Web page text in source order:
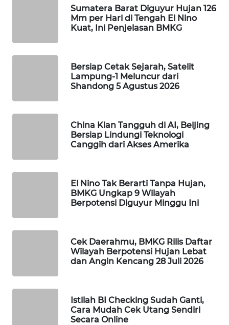
Sumatera Barat Diguyur Hujan 126
Mm per Hari di Tengah El Nino
Kuat, Ini Penjelasan BMKG
Bersiap Cetak Sejarah, Satelit
Lampung-1 Meluncur dari
Shandong 5 Agustus 2026
China Kian Tangguh di AI, Beijing
Bersiap Lindungi Teknologi
Canggih dari Akses Amerika
El Nino Tak Berarti Tanpa Hujan,
BMKG Ungkap 9 Wilayah
Berpotensi Diguyur Minggu Ini
Cek Daerahmu, BMKG Rilis Daftar
Wilayah Berpotensi Hujan Lebat
dan Angin Kencang 28 Juli 2026
Istilah BI Checking Sudah Ganti,
Cara Mudah Cek Utang Sendiri
Secara Online
KONSUMEN
LISTRIK